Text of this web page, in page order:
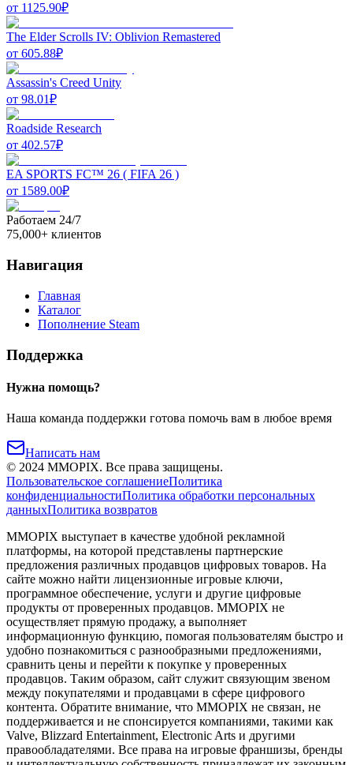
от 1125.90₽
The Elder Scrolls IV: Oblivion Remastered
от 605.88₽
Assassin's Creed Unity
от 98.01₽
Roadside Research
от 402.57₽
EA SPORTS FC™ 26 ( FIFA 26 )
от 1589.00₽
Работаем 24/7
75,000+ клиентов
Навигация
Главная
Каталог
Пополнение Steam
Поддержка
Нужна помощь?
Наша команда поддержки готова помочь вам в любое время
Написать нам
© 2024 MMOPIX. Все права защищены.
Пользовательское соглашениеПолитика
конфиденциальностиПолитика обработки персональных
данныхПолитика возвратов
MMOPIX выступает в качестве удобной рекламной
платформы, на которой представлены партнерские
предложения различных продавцов цифровых товаров. На
сайте можно найти лицензионные игровые ключи,
программное обеспечение, услуги и другие цифровые
продукты от проверенных продавцов. MMOPIX не
осуществляет прямую продажу, а выполняет
информационную функцию, помогая пользователям быстро и
удобно познакомиться с разнообразными предложениями,
сравнить цены и перейти к покупке у проверенных
продавцов. Таким образом, сайт служит связующим звеном
между покупателями и продавцами в сфере цифрового
контента. Обратите внимание, что MMOPIX не связан, не
поддерживается и не спонсируется компаниями, такими как
Valve, Blizzard Entertainment, Electronic Arts и другими
правообладателями. Все права на игровые франшизы, бренды